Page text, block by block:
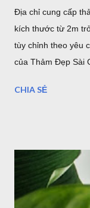
Địa chỉ cung cấp
kích thước từ 2m
tùy chỉnh theo yêu
của Thảm Đẹp Sài
Là đơn vị cung
CHIA SẺ